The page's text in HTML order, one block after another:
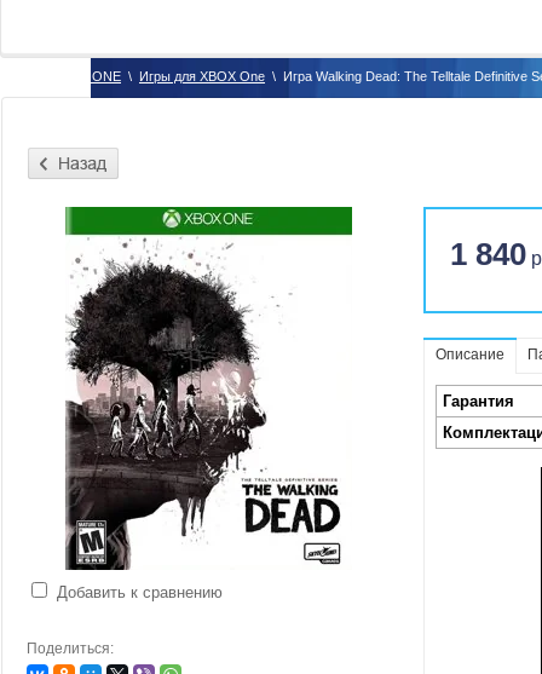
XBOX ONE \ Игры для XBOX One \ Игра Walking Dead: The Telltale Definitive
Добавить к сравнению
Поделиться:
1 840
Описание
Гарантия